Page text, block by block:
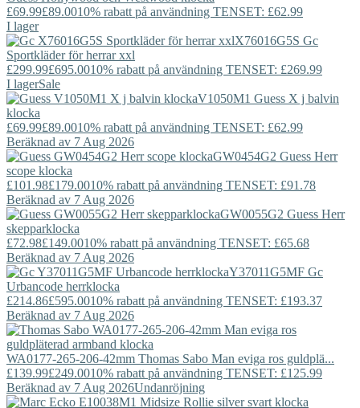
£69.99£89.0010% rabatt på användning TENSET: £62.99
I lager
X76016G5S Gc
Sportkläder för herrar xxl
£299.99£695.0010% rabatt på användning TENSET: £269.99
I lagerSale
V1050M1 Guess X j balvin
klocka
£69.99£89.0010% rabatt på användning TENSET: £62.99
Beräknad av 7 Aug 2026
GW0454G2 Guess Herr
scope klocka
£101.98£179.0010% rabatt på användning TENSET: £91.78
Beräknad av 7 Aug 2026
GW0055G2 Guess Herr
skepparklocka
£72.98£149.0010% rabatt på användning TENSET: £65.68
Beräknad av 7 Aug 2026
Y37011G5MF Gc
Urbancode herrklocka
£214.86£595.0010% rabatt på användning TENSET: £193.37
Beräknad av 7 Aug 2026
WA0177-265-206-42mm Thomas Sabo Man eviga ros guldplä...
£139.99£249.0010% rabatt på användning TENSET: £125.99
Beräknad av 7 Aug 2026Undanröjning